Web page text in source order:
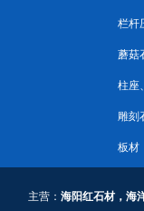
栏杆
蘑菇
柱座
雕刻
板材
主营： 海阳红石材，海